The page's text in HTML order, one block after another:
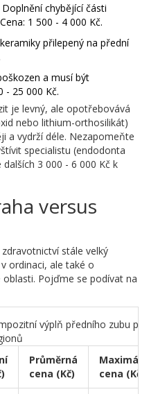
Doplnění chybějící části
1 500 - 4 000 Kč.
přilepený na přední
a musí být
- 25 000 Kč.
je levný, ale opotřebovává
nebo lithium-orthosilikát)
a vydrží déle. Nezapomeňte
specialistu (endodonta
3 000 - 6 000 Kč k
versus
stále velký
ordinaci, ale také o
Pojďme se podívat na
výplň předního zubu
Průměrná
cena (Kč)
cena (Kč)